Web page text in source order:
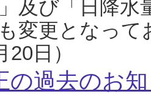
及び「日降
変更となっ
20日）
の過去のお